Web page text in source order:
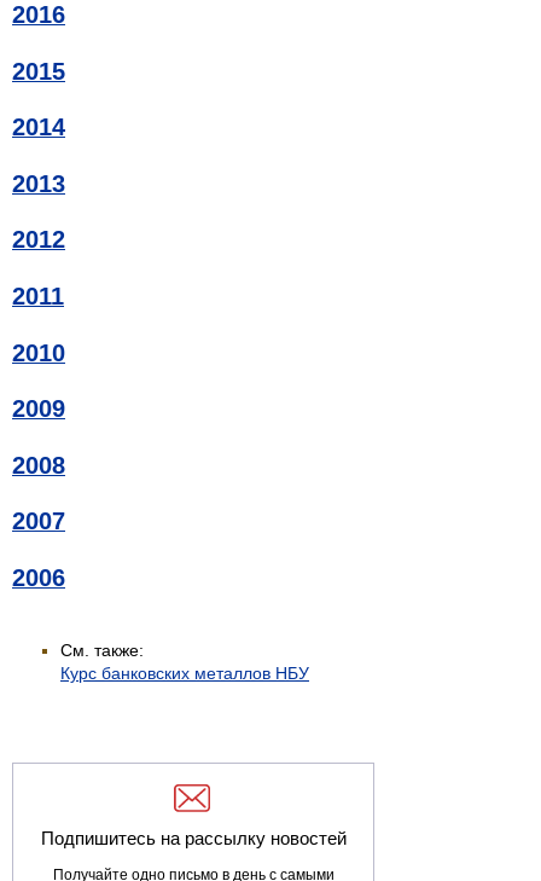
2016
2015
2014
2013
2012
2011
2010
2009
2008
2007
2006
См. также:
Курс банковских металлов НБУ
Подпишитесь на рассылку новостей
Получайте одно письмо в день с самыми